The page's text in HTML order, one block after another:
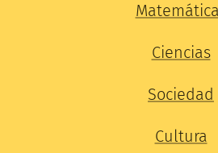
Ciencias
Sociedad
Cultura